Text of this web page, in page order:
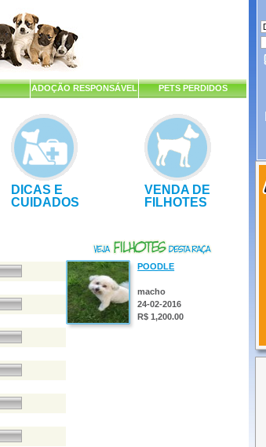
ADOÇÃO RESPONSÁVEL PETS PERDIDOS
DICAS E
CUIDADOS
VENDA DE
FILHOTES
POODLE
macho
24-02-2016
R$ 1,200.00